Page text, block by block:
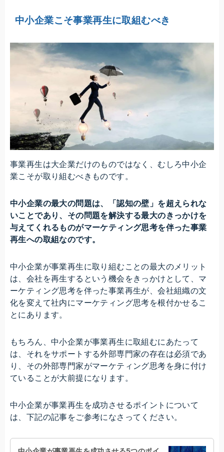
中小企業こそ事業再生に取組むべき
事業再生は大企業だけのものではなく、むしろ中小企
業こそが取り組むべきものです。
中小企業の最大の問題は、「認知の壁」を超えられな
いことであり、その問題を解決する最大のきっかけを
与えてくれるものがマーケティング思考を伴った事業
再生への取組なのです。
中小企業が事業再生に取り組むことの最大のメリット
は、会社を再生するという機会をきっかけとして、マ
ーケティング思考を伴った事業再生が、会社組織の文
化を変えて社内にマーケティング思考を根付かせるこ
とにあります。
もちろん、中小企業が事業再生に取組むにあたって
は、それをサポートする外部専門家の存在は必須であ
り、その外部専門家がマーケティング思考を身に付け
ていることが大前提になります。
中小企業が事業再生を成功させるポイントについて
は、下記の記事をご参考になさってください。